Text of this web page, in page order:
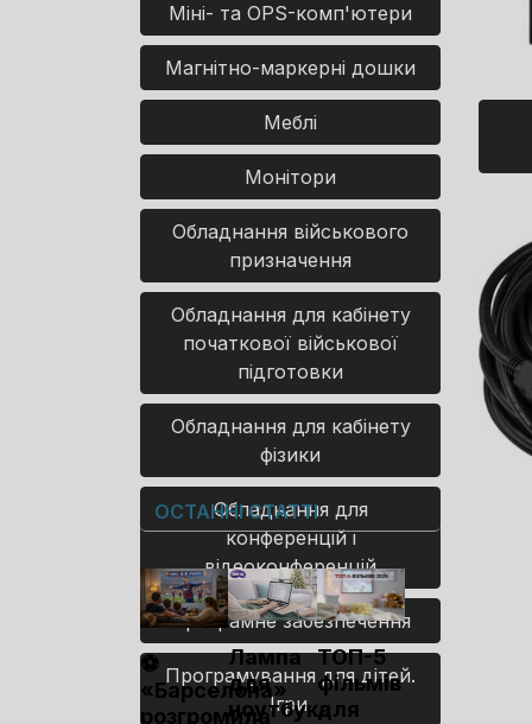
Міні- та OPS-комп'ютери
Магнітно-маркерні дошки
Меблі
Монітори
Обладнання військового
призначення
Обладнання для кабінету
початкової військової
підготовки
Обладнання для кабінету
фізики
Обладнання для
конференцій і
відеоконференцій
Програмне забезпечення
Програмування для дітей.
Ігри.
ОСТАННІ СТАТТІ
⚽
«Барселона»
розгромила
Лампа
для
ноутбука
ТОП-5
фільмів
для